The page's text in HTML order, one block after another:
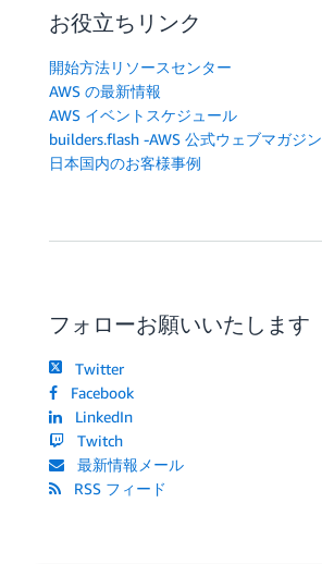
お役立ちリンク
開始方法リソースセンター
AWS の最新情報
AWS イベントスケジュール
builders.flash -AWS 公式ウェブマガジン
日本国内のお客様事例
フォローお願いいたします
Twitter
Facebook
LinkedIn
Twitch
最新情報メール
RSS フィード